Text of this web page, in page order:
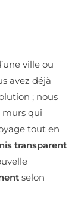
ville ou
avez déjà
; nous
murs qui
tout en
transparent
selon